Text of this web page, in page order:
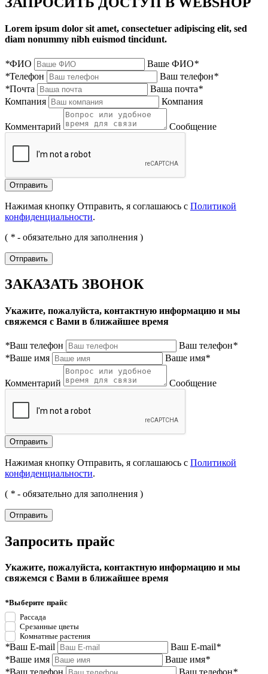
Lorem ipsum dolor sit amet, consectetuer adipiscing elit, sed
diam nonummy nibh euismod tincidunt.
*ФИО Ваше ФИО*
*Телефон Ваш телефон*
*Почта Ваша почта*
Компания
Компания
Комментарий Сообщение
Нажимая кнопку Отправить, я соглашаюсь с Политикой
конфиденциальности.
( * - обязательно для заполнения )
ЗАКАЗАТЬ ЗВОНОК
Укажите, пожалуйста, контактную информацию и мы
свяжемся с Вами в ближайшее время
*Ваш телефон Ваш телефон*
*Ваше имя Ваше имя*
Комментарий Сообщение
Нажимая кнопку Отправить, я соглашаюсь с Политикой
конфиденциальности.
( * - обязательно для заполнения )
Запросить прайс
Укажите, пожалуйста, контактную информацию и мы
свяжемся с Вами в ближайшее время
*Выберите прайс
Рассада
Срезанные цветы
Комнатные растения
*Ваш E-mail Ваш E-mail*
*Ваше имя Ваше имя*